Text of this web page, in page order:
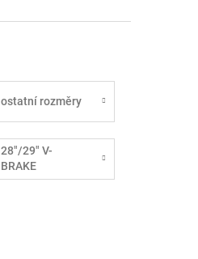
ostatní rozměry
28"/29" V-
BRAKE